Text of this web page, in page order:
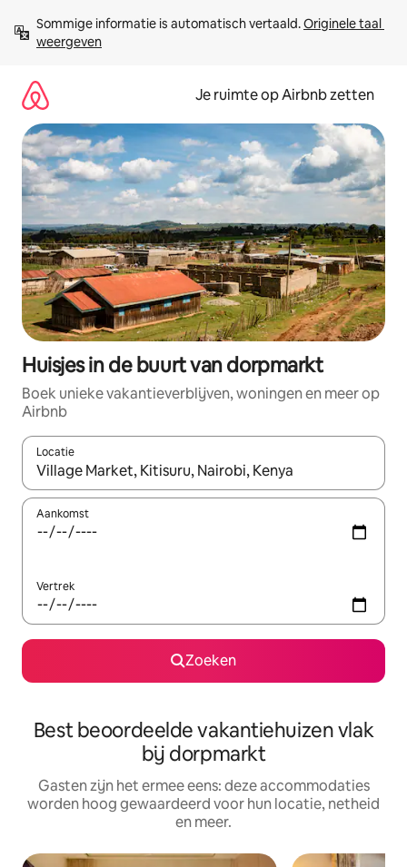
direct
naar
Sommige informatie is automatisch vertaald. Originele taal
weergeven
Je ruimte op Airbnb zetten
Huisjes in de buurt van dorpmarkt
Boek unieke vakantieverblijven, woningen en meer op
Airbnb
Locatie
Wanneer er suggesties beschikbaar zijn, maak je een keuze
Aankomst
Vertrek
Zoeken
Best beoordeelde vakantiehuizen vlak
bij dorpmarkt
Gasten zijn het ermee eens: deze accommodaties
worden hoog gewaardeerd voor hun locatie, netheid
en meer.